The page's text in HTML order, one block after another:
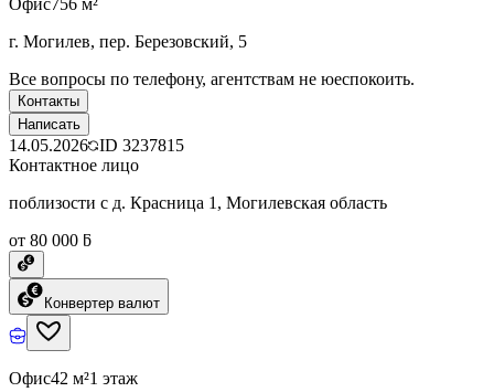
Офис756 м²
г. Могилев, пер. Березовский, 5
Все вопросы по телефону, агентствам не юеспокоить.
Контакты
Написать
14.05.2026 ID 3237815
Контактное лицо
поблизости с д. Красница 1, Могилевская область
от 80 000 ƃ
Конвертер валют
Офис42 м²1 этаж